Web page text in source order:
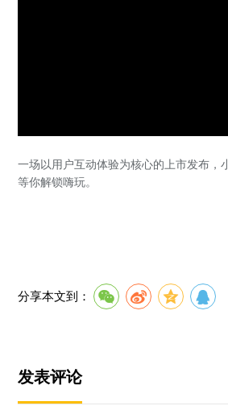
一场以用户互动体验为核心的上市发布，
等你解锁嗨玩。
分享本文到：
发表评论